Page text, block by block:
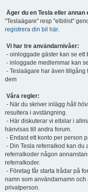
Äger du en Tesla eller annan
"Teslaägare" resp "elbilist"
registrera din bil här.
Vi har tre användarnivåer:
- oinloggade gäster kan se
- inloggade medlemmar kan
- Teslaägare har även
dem
Våra regler:
- När du skriver inlägg håll
resultera i avstängning.
- Här diskuterar vi elbilar i
hänvisas till andra forum.
- Endast ett konto per person
- Din Tesla referralkod kan du
referralkoder någon
referralkoder.
- Företag får starta trådar på
namn som användarnamn och
privatperson.